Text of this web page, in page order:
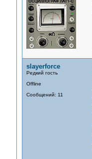
slayerforce
Редкий гость
Offline
Сообщений: 11